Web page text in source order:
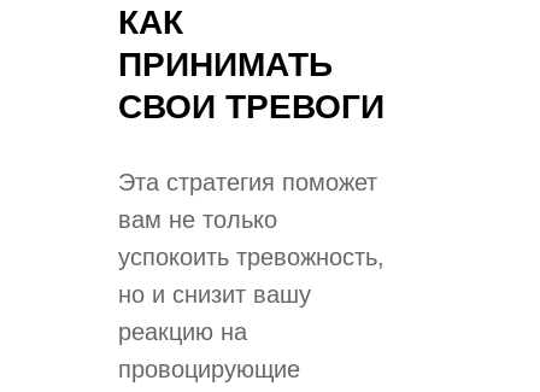
КАК
ПРИНИМАТЬ
СВОИ ТРЕВОГИ
Эта стратегия поможет
вам не только
успокоить тревожность,
но и снизит вашу
реакцию на
провоцирующие